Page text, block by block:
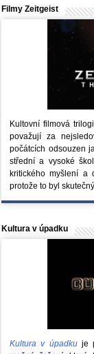
Filmy Zeitgeist
Kultovní filmová
považují za
počátcích odsouzen
střední a vysoké
kritického myšlení a
protože to byl
Kultura v úpadku
Kultura v úpadkuje